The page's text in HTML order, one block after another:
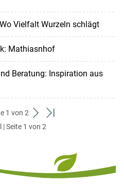
Vielfalt Wurzeln schlägt
Mathiasnhof
Beratung: Inspiration aus
1 von 2
weiter
zum
zum
| Seite 1 von 2